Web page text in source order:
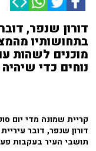
דורון שנפר,
בתחושותיו
מוכנים לשהות
נוחים כדי
קריית שמונה מדי יום
דורון שנפר, דובר
תושבי העיר בעקבות